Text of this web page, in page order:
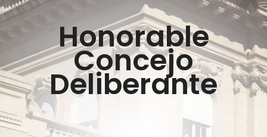
Honorable
Concejo
Deliberante